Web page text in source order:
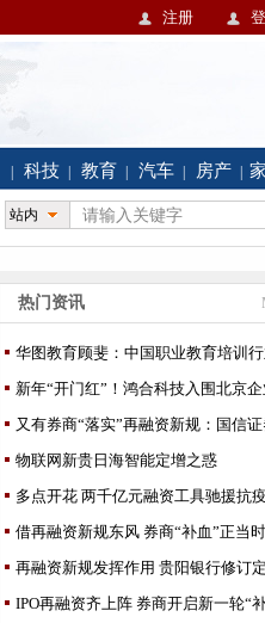
注册
科技 教育 汽车 房产
站内
热门资讯
华图教育顾斐：中国职业教育培训
跑者
新年“开门红”！鸿合科技入围北京企
强、制造业100
又有券商“落实”再融资新规：国信
150亿定增方
物联网新贵日海智能定增之惑
多点开花 两千亿元融资工具驰援抗疫
借再融资新规东风 券商“补血”正当时
再融资新规发挥作用 贵阳银行修订
IPO再融资齐上阵 券商开启新一轮“